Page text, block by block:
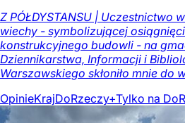
Z PÓŁDYSTANSU | Uczestnictwo
wiechy - symbolizującej
konstrukcyjnego budowli - na
Dziennikarstwa, Informacji i
Warszawskiego skłoniło mnie do
OpinieKrajDoRzeczy+Tylko na